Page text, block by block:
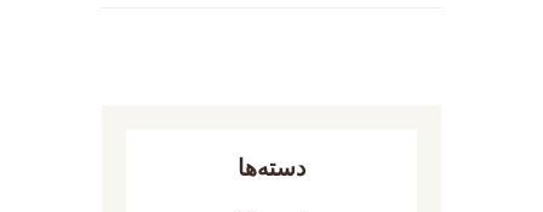
دسته‌ها